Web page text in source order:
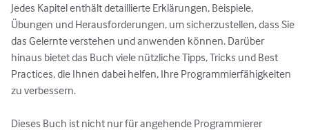
Jedes Kapitel enthält detaillierte Erklärungen, Beispiele,
Übungen und Herausforderungen, um sicherzustellen, dass Sie
das Gelernte verstehen und anwenden können. Darüber
hinaus bietet das Buch viele nützliche Tipps, Tricks und Best
Practices, die Ihnen dabei helfen, Ihre Programmierfähigkeiten
zu verbessern.
Dieses Buch ist nicht nur für angehende Programmierer